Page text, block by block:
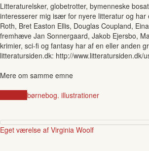
Litteraturelsker, globetrotter, bymenneske
interesserer mig især for nyere litteratur og
Roth, Bret Easton Ellis, Douglas Coupland,
fremhæve Jan Sonnergaard, Jakob Ejersbo,
krimier, sci-fi og fantasy har af en eller anden
litteratursiden.dk: http://www.litteratursiden.dk/
Mere om samme emne
børnebog. illustrationer
Eget værelse af Virginia Woolf